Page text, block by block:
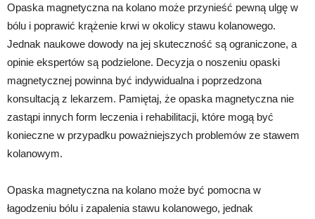
Opaska magnetyczna na kolano może przynieść pewną ulgę w
bólu i poprawić krążenie krwi w okolicy stawu kolanowego.
Jednak naukowe dowody na jej skuteczność są ograniczone, a
opinie ekspertów są podzielone. Decyzja o noszeniu opaski
magnetycznej powinna być indywidualna i poprzedzona
konsultacją z lekarzem. Pamiętaj, że opaska magnetyczna nie
zastąpi innych form leczenia i rehabilitacji, które mogą być
konieczne w przypadku poważniejszych problemów ze stawem
kolanowym.
Opaska magnetyczna na kolano może być pomocna w
łagodzeniu bólu i zapalenia stawu kolanowego, jednak